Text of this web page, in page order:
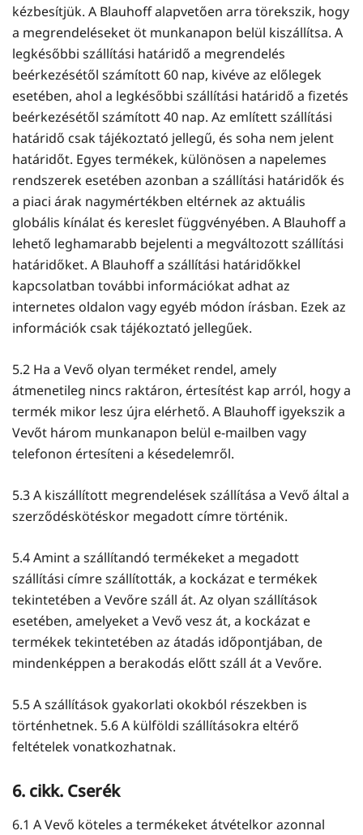
kézbesítjük. A Blauhoff alapvetően arra törekszik, hogy
a megrendeléseket öt munkanapon belül kiszállítsa. A
legkésőbbi szállítási határidő a megrendelés
beérkezésétől számított 60 nap, kivéve az előlegek
esetében, ahol a legkésőbbi szállítási határidő a fizetés
beérkezésétől számított 40 nap. Az említett szállítási
határidő csak tájékoztató jellegű, és soha nem jelent
határidőt. Egyes termékek, különösen a napelemes
rendszerek esetében azonban a szállítási határidők és
a piaci árak nagymértékben eltérnek az aktuális
globális kínálat és kereslet függvényében. A Blauhoff a
lehető leghamarabb bejelenti a megváltozott szállítási
határidőket. A Blauhoff a szállítási határidőkkel
kapcsolatban további információkat adhat az
internetes oldalon vagy egyéb módon írásban. Ezek az
információk csak tájékoztató jellegűek.
5.2 Ha a Vevő olyan terméket rendel, amely
átmenetileg nincs raktáron, értesítést kap arról, hogy a
termék mikor lesz újra elérhető. A Blauhoff igyekszik a
Vevőt három munkanapon belül e-mailben vagy
telefonon értesíteni a késedelemről.
5.3 A kiszállított megrendelések szállítása a Vevő által a
szerződéskötéskor megadott címre történik.
5.4 Amint a szállítandó termékeket a megadott
szállítási címre szállították, a kockázat e termékek
tekintetében a Vevőre száll át. Az olyan szállítások
esetében, amelyeket a Vevő vesz át, a kockázat e
termékek tekintetében az átadás időpontjában, de
mindenképpen a berakodás előtt száll át a Vevőre.
5.5 A szállítások gyakorlati okokból részekben is
történhetnek. 5.6 A külföldi szállításokra eltérő
feltételek vonatkozhatnak.
6. cikk. Cserék
6.1 A Vevő köteles a termékeket átvételkor azonnal